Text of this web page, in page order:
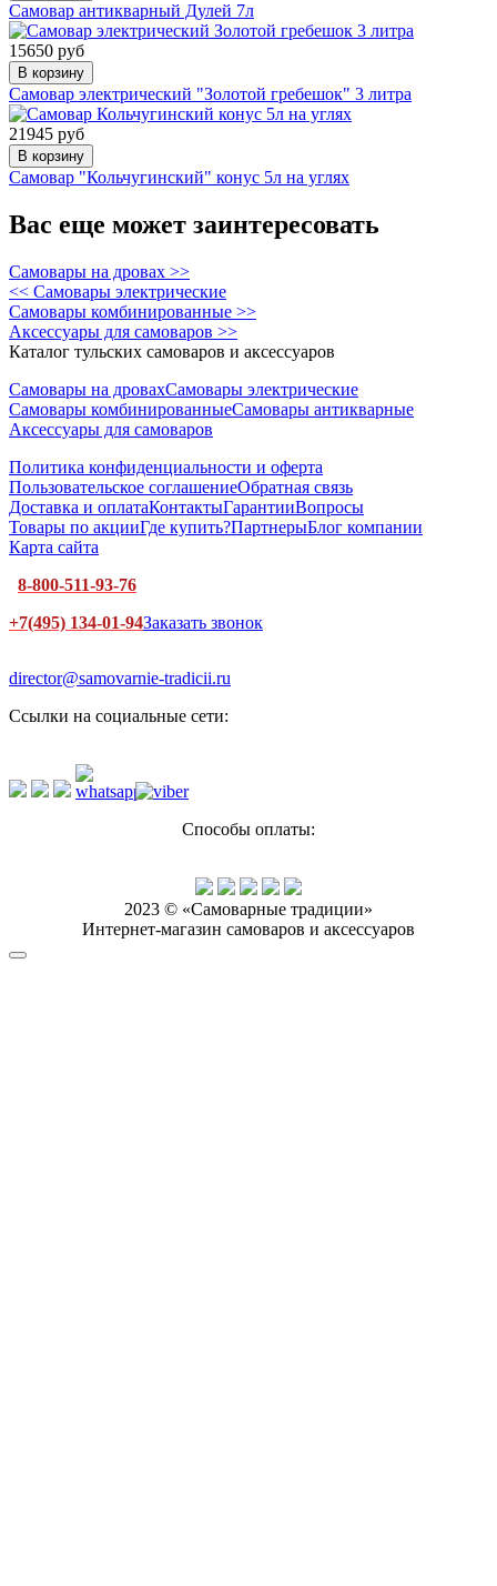
Самовар антикварный Дулей 7л
15650 руб
В корзину
Самовар электрический "Золотой гребешок" 3 литра
21945 руб
В корзину
Самовар "Кольчугинский" конус 5л на углях
Вас еще может заинтересовать
Самовары на дровах >>
<< Самовары электрические
Самовары комбинированные >>
Аксессуары для самоваров >>
Каталог тульских самоваров и аксессуаров
Самовары на дровахСамовары электрические
Самовары комбинированныеСамовары антикварные
Аксессуары для самоваров
Политика конфиденциальности и оферта
Пользовательское соглашениеОбратная связь
Доставка и оплатаКонтактыГарантииВопросы
Товары по акцииГде купить?ПартнерыБлог компании
Карта сайта
8-800-511-93-76
+7(495) 134-01-94Заказать звонок
director@samovarnie-tradicii.ru
Ссылки на социальные сети:
Способы оплаты:
2023 © «Самоварные традиции»
Интернет-магазин самоваров и аксессуаров